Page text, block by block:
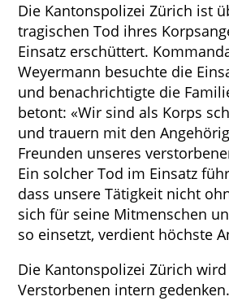
Die Kantonspolizei Zürich ist
tragischen Tod ihres
Einsatz erschüttert.
Weyermann besuchte die
und benachrichtigte die
betont: «Wir sind als Korps
und trauern mit den
Freunden unseres
Ein solcher Tod im Einsatz
dass unsere Tätigkeit nicht
sich für seine Mitmenschen
so einsetzt, verdient höchste
Die Kantonspolizei Zürich wird
Verstorbenen intern gedenken.